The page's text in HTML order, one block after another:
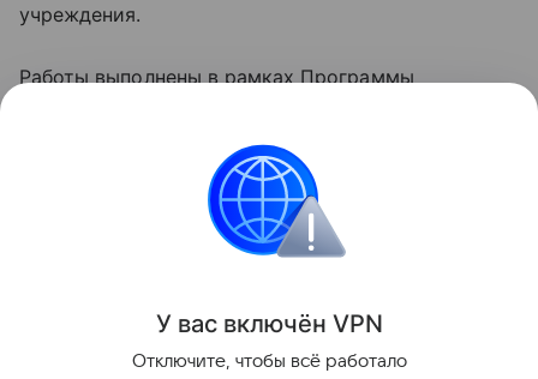
учреждения.
Работы выполнены в рамках Программы
комплекса Республики Дагестан.
Пресс-релиз подготовлен пресс-службой ПАО
"Россети Северный Кавказ"
Поделиться
У вас включён VPN
Отключите, чтобы всё работало